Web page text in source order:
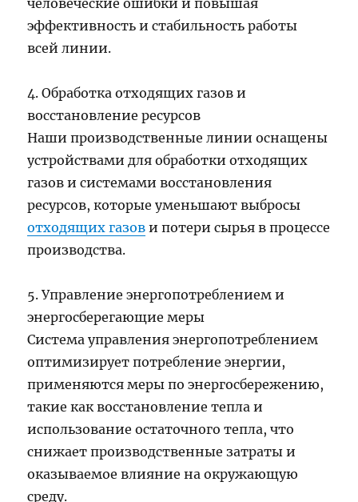
эффективность и стабильность работы
всей линии.
4. Обработка отходящих газов и
восстановление ресурсов
Наши производственные линии оснащены
устройствами для обработки отходящих
газов и системами восстановления
ресурсов, которые уменьшают выбросы
отходящих газов и потери сырья в процессе
производства.
5. Управление энергопотреблением и
энергосберегающие меры
Система управления энергопотреблением
оптимизирует потребление энергии,
применяются меры по энергосбережению,
такие как восстановление тепла и
использование остаточного тепла, что
снижает производственные затраты и
оказываемое влияние на окружающую
среду.